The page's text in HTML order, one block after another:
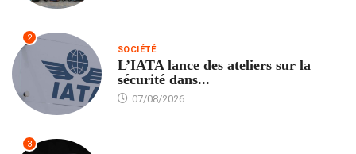
2
SOCIÉTÉ
L’IATA lance des ateliers sur la
sécurité dans...
07/08/2026
3